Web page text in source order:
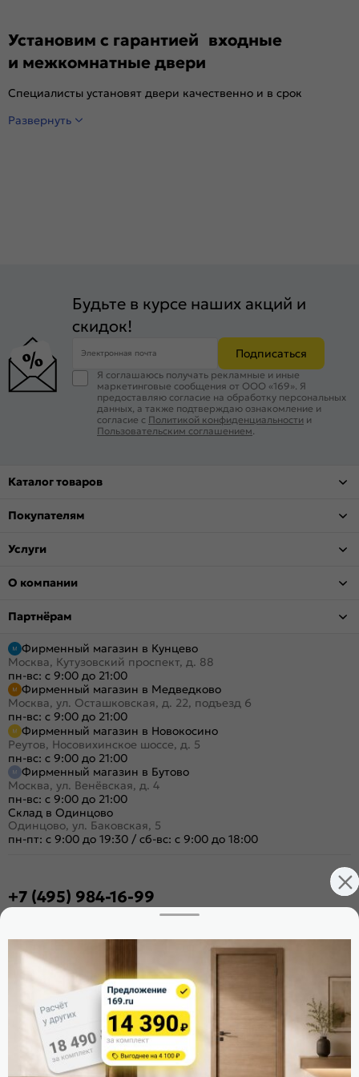
Установим с гарантией входные
и межкомнатные двери
Специалисты установят двери качественно и в срок
Развернуть
Будьте в курсе наших акций и
скидок!
Электронная почта Подписаться
Я соглашаюсь получать рекламные и иные
маркетинговые сообщения от ООО «169». Я
предоставляю согласие на обработку персональных
данных, а также подтверждаю ознакомление и
согласие с Политикой конфиденциальности и
Пользовательским соглашением
Каталог товаров
Покупателям
Услуги
О компании
Партнёрам
Фирменный магазин в Кунцево
Москва, Кутузовский проспект, д. 88
пн-вс: с 9:00 до 21:00
Фирменный магазин в Медведково
Москва, ул. Осташковская, д. 22, подъезд 6
пн-вс: с 9:00 до 21:00
Фирменный магазин в Новокосино
Реутов, Носовихинское шоссе, д. 5
пн-вс: с 9:00 до 21:00
Фирменный магазин в Бутово
Москва, ул. Венёвская, д. 4
пн-вс: с 9:00 до 21:00
Склад в Одинцово
Одинцово, ул. Баковская, 5
пн-пт: с 9:00 до 19:30 / сб-вс: с 9:00 до 18:00
+7 (495) 984-16-99
Поделиться
Оцените магазин